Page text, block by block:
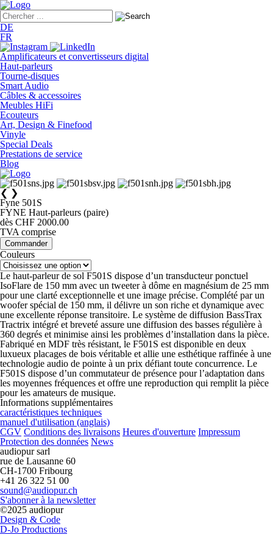
DE
FR
Amplificateurs et convertisseurs digital
Haut-parleurs
Tourne-disques
Smart Audio
Câbles & accessoires
Meubles HiFi
Ecouteurs
Art, Design & Finefood
Vinyle
Special Deals
Prestations de service
Blog
❮ ❯
Fyne 501S
FYNE Haut-parleurs (paire)
dès CHF 2000.00
TVA comprise
Commander
Couleurs
Le haut-parleur de sol F501S dispose d’un transducteur ponctuel
IsoFlare de 150 mm avec un tweeter à dôme en magnésium de 25 mm
pour une clarté exceptionnelle et une image précise. Complété par un
woofer spécial de 150 mm, il délivre un son riche et dynamique avec
une excellente réponse transitoire. Le système de diffusion BassTrax
Tractrix intégré et breveté assure une diffusion des basses régulière à
360 degrés et minimise ainsi les problèmes d’installation dans la pièce.
Fabriqué en MDF très résistant, le F501S est disponible en deux
luxueux placages de bois véritable et allie une esthétique raffinée à une
technologie audio de pointe à un prix défiant toute concurrence. Le
F501S dispose d’un commutateur de présence pour l’adaptation dans
les moyennes fréquences et offre une reproduction qui remplit la pièce
pour les amateurs de musique.
Informations supplémentaires
caractéristiques techniques
manuel d'utilisation (anglais)
CGV Conditions des livraisons Heures d'ouverture Impressum
Protection des données News
audiopur sarl
rue de Lausanne 60
CH-1700 Fribourg
+41 26 322 51 00
sound@audiopur.ch
S'abonner à la newsletter
©2025 audiopur
Design & Code
D-Jo Productions